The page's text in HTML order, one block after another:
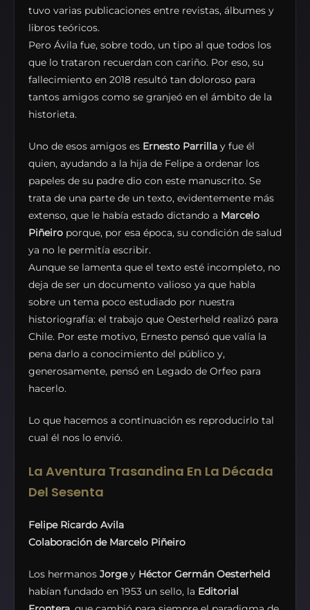
tuvo varias publicaciones entre revistas, álbumes y
libros teóricos.
Pero Ávila fue, sobre todo, un tipo al que todos los
que lo trataron recuerdan con cariño. Por eso, su
fallecimiento en 2018 resultó tan doloroso para
tantos amigos como se granjeó en el ámbito de la
historieta.
Uno de esos amigos es Ernesto Parrilla y fue él
quien, ayudando a la hija de Felipe a ordenar los
papeles de su padre dio con este manuscrito. Se
trata de una parte de un texto, evidentemente más
extenso, que le había estado dictando a Marcelo
Piñeiro porque, por esa época, su condición de salud
ya no le permitía escribir.
Aunque se lamenta que el texto esté incompleto, no
deja de ser un documento valioso ya que habla
sobre un tema poco estudiado por nuestra
historiografía: el trabajo que Oesterheld realizó para
Chile. Por este motivo, Ernesto pensó que valía la
pena darlo a conocimiento del público y,
generosamente, pensó en Legado de Orfeo para
hacerlo.
Lo que hacemos a continuación es reproducirlo tal
cual él nos lo envió.
La Aventura Trasandina En La Década
Del Sesenta
Felipe Ricardo Avila
Colaboración de Marcelo Piñeiro
Los hermanos Jorgey Héctor Germán Oesterheld
habían fundado en 1953 un sello, la Editorial